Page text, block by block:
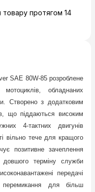
протягом 14
SAE 80W-85 розроблене
обладнаних
Створено з додатковим
що піддаються високим
4-тактних двигунів
вільно тече для кращого
позитивне зачеплення
терміну служби
передачі
для більш